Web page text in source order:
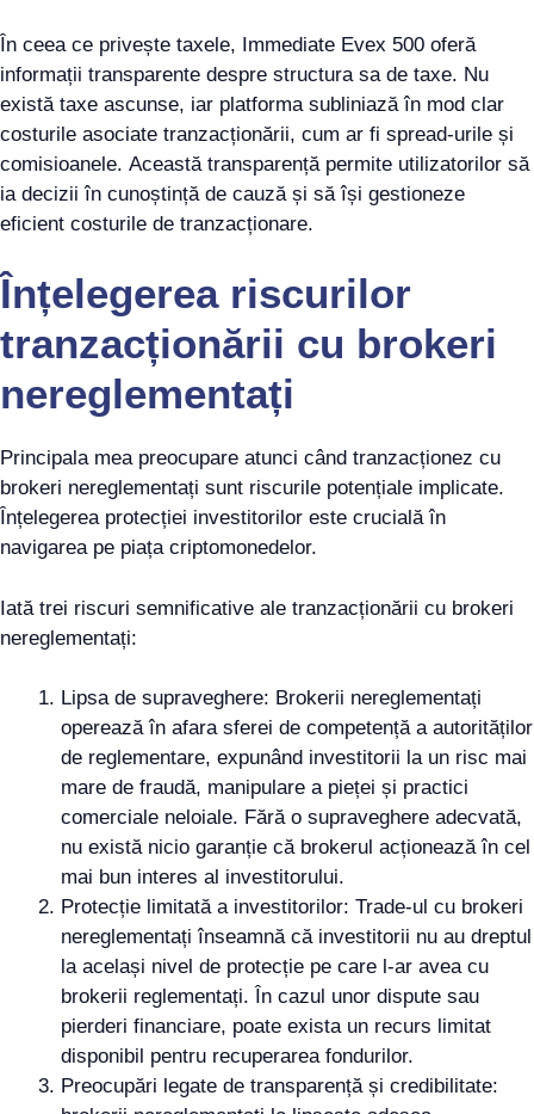
În ceea ce privește taxele, Immediate Evex 500 oferă
informații transparente despre structura sa de taxe. Nu
există taxe ascunse, iar platforma subliniază în mod clar
costurile asociate tranzacționării, cum ar fi spread-urile și
comisioanele. Această transparență permite utilizatorilor să
ia decizii în cunoștință de cauză și să își gestioneze
eficient costurile de tranzacționare.
Înțelegerea riscurilor
tranzacționării cu brokeri
nereglementați
Principala mea preocupare atunci când tranzacționez cu
brokeri nereglementați sunt riscurile potențiale implicate.
Înțelegerea protecției investitorilor este crucială în
navigarea pe piața criptomonedelor.
Iată trei riscuri semnificative ale tranzacționării cu brokeri
nereglementați:
Lipsa de supraveghere: Brokerii nereglementați
operează în afara sferei de competență a autorităților
de reglementare, expunând investitorii la un risc mai
mare de fraudă, manipulare a pieței și practici
comerciale neloiale. Fără o supraveghere adecvată,
nu există nicio garanție că brokerul acționează în cel
mai bun interes al investitorului.
Protecție limitată a investitorilor: Trade-ul cu brokeri
nereglementați înseamnă că investitorii nu au dreptul
la același nivel de protecție pe care l-ar avea cu
brokerii reglementați. În cazul unor dispute sau
pierderi financiare, poate exista un recurs limitat
disponibil pentru recuperarea fondurilor.
Preocupări legate de transparență și credibilitate: